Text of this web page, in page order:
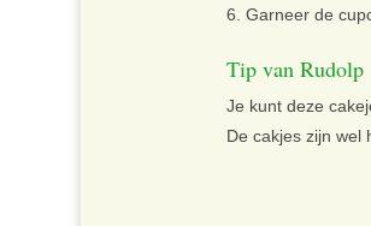
Garneer de
Tip van Rudolp
Je kunt deze
De cakjes zijn wel